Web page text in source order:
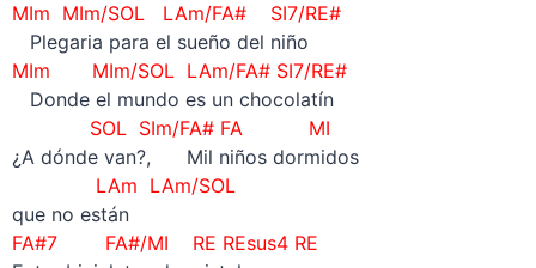
MIm MIm/SOL LAm/FA# SI7/RE#
Plegaria para el sueño del niño
MIm
MIm/SOL LAm/FA# SI7/RE#
Donde el mundo es un chocolatín
SOL SIm/FA# FA MI
¿A dónde van?, Mil niños dormidos
LAm LAm/SOL
que no están
FA#7 FA#/MI RE REsus4 RE